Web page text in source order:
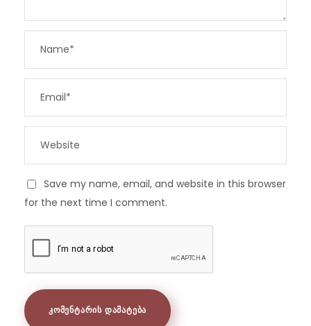
Save my name, email, and website in this browser
for the next time I comment.